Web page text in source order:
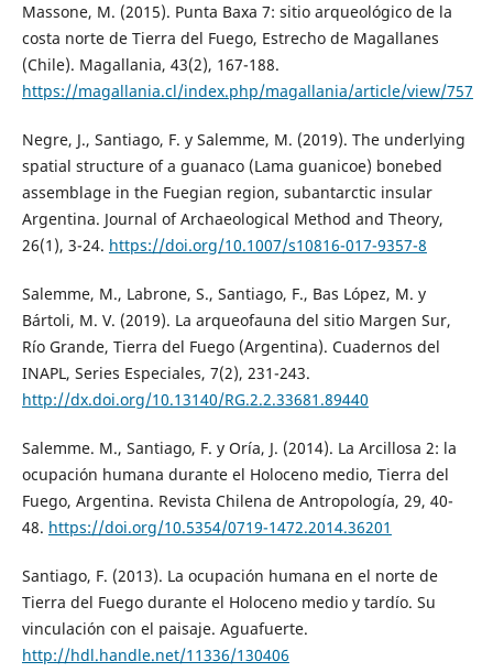
Massone, M. (2015). Punta Baxa 7: sitio arqueológico de la
costa norte de Tierra del Fuego, Estrecho de Magallanes
(Chile). Magallania, 43(2), 167-188.
https://magallania.cl/index.php/magallania/article/view/757
Negre, J., Santiago, F. y Salemme, M. (2019). The underlying
spatial structure of a guanaco (Lama guanicoe) bonebed
assemblage in the Fuegian region, subantarctic insular
Argentina. Journal of Archaeological Method and Theory,
26(1), 3-24. https://doi.org/10.1007/s10816-017-9357-8
Salemme, M., Labrone, S., Santiago, F., Bas López, M. y
Bártoli, M. V. (2019). La arqueofauna del sitio Margen Sur,
Río Grande, Tierra del Fuego (Argentina). Cuadernos del
INAPL, Series Especiales, 7(2), 231-243.
http://dx.doi.org/10.13140/RG.2.2.33681.89440
Salemme. M., Santiago, F. y Oría, J. (2014). La Arcillosa 2: la
ocupación humana durante el Holoceno medio, Tierra del
Fuego, Argentina. Revista Chilena de Antropología, 29, 40-
48. https://doi.org/10.5354/0719-1472.2014.36201
Santiago, F. (2013). La ocupación humana en el norte de
Tierra del Fuego durante el Holoceno medio y tardío. Su
vinculación con el paisaje. Aguafuerte.
http://hdl.handle.net/11336/130406